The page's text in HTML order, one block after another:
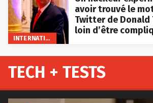
INTERNATIONAL
avoir trouvé le
Twitter de Donald
loin d’être
TECH + TESTS